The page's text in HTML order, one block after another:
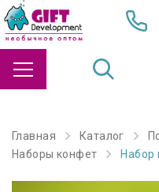
Главная Каталог
Наборы конфет